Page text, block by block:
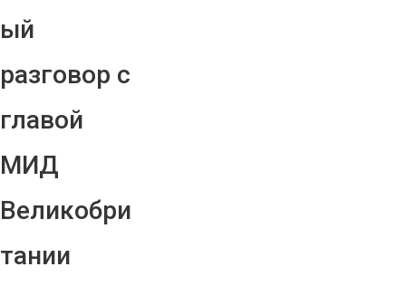
ый
разговор с
главой
МИД
Великобри
тании